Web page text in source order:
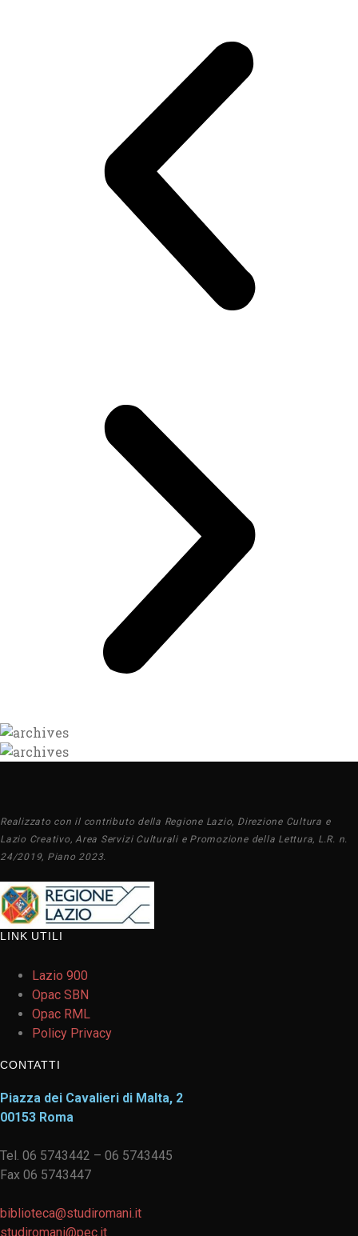
Realizzato con il contributo della Regione Lazio, Direzione Cultura e
Lazio Creativo, Area Servizi Culturali e Promozione della Lettura, L.R. n.
24/2019, Piano 2023.
LINK UTILI
Lazio 900
Opac SBN
Opac RML
Policy Privacy
CONTATTI
Piazza dei Cavalieri di Malta, 2
00153 Roma
Tel. 06 5743442 – 06 5743445
Fax 06 5743447
biblioteca@studiromani.it
studiromani@pec.it